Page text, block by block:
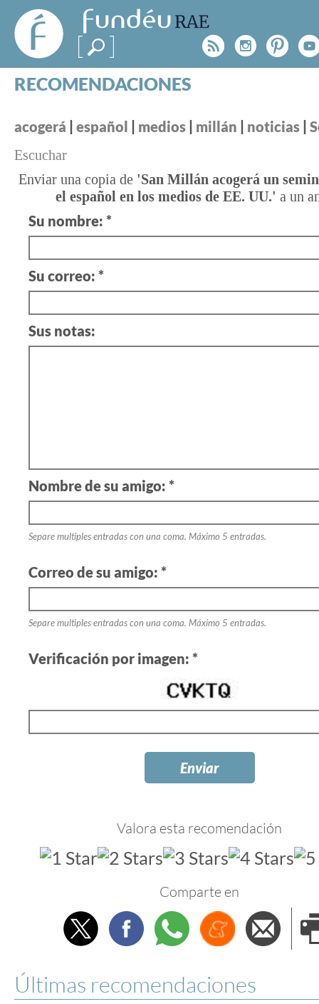
FundéuRAE
- Fundación
del Español
Urgente
Rss
RECOMENDACIONES
CONSULTAS
CATEGORÍAS
ESPECIALES
NOTICIAS
SOBRE LA FUNDÉURAE
y la Real Academia Española, cuyo objetivo es
el buen uso del español en los medios de
Internet.
¿TIENES
UNA
DUDA?
Consúltanos
acogerá español medios millán noticias
Escuchar
Enviar una copia de 'San Millán acogerá un
el español en los medios de EE. UU.' a un
Su nombre: *
Su correo: *
Sus notas:
Nombre de su amigo: *
Separe multiples entradas con una coma. Máximo 5 entradas.
Correo de su amigo: *
Separe multiples entradas con una coma. Máximo 5 entradas.
Verificación por imagen: *
Valora esta recomendación
Comparte en
TwitterFacebookWhatsappMenéame
Últimas recomendaciones